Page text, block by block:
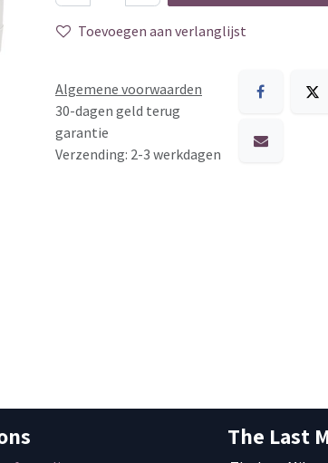
Toevoegen aan verlanglijst
Algemene voorwaarden
30-dagen geld terug
garantie
Verzending: 2-3 werkdagen
The Last